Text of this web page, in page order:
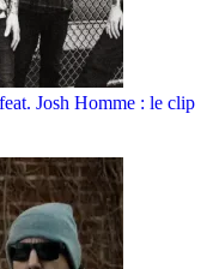
Josh Homme : le clip